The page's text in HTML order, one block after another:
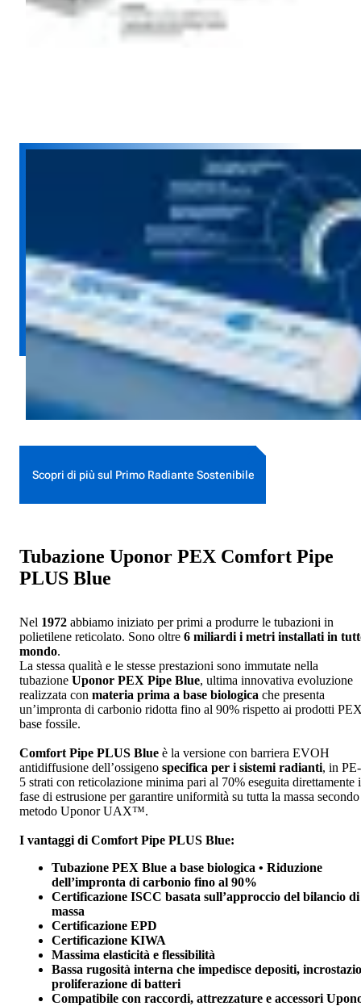
Scopri di più sul Primo Radiante Sostenibile
Tubazione Uponor PEX Comfort Pipe
PLUS Blue
Nel 1972 abbiamo iniziato per primi a produrre le tubazioni in
polietilene reticolato. Sono oltre 6 miliardi i metri installati in
mondo.
La stessa qualità e le stesse prestazioni sono immutate nella
tubazione Uponor PEX Pipe Blue, ultima innovativa evoluzione
realizzata con materia prima a base biologica che presenta
un’impronta di carbonio ridotta fino al 90% rispetto ai prodotti
base fossile.
Comfort Pipe PLUS Blue è la versione con barriera EVOH
antidiffusione dell’ossigeno specifica per i sistemi radianti, in
5 strati con reticolazione minima pari al 70% eseguita direttamente
fase di estrusione per garantire uniformità su tutta la massa
metodo Uponor UAX™.
I vantaggi di Comfort Pipe PLUS Blue:
Tubazione PEX Blue a base biologica • Riduzione
dell’impronta di carbonio fino al 90%
Certificazione ISCC basata sull’approccio del bilancio di
massa
Certificazione EPD
Certificazione KIWA
Massima elasticità e flessibilità
Bassa rugosità interna che impedisce depositi,
proliferazione di batteri
Compatibile con raccordi, attrezzature e accessori